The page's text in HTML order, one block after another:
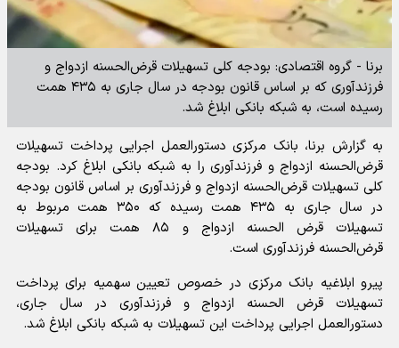
برنا - گروه اقتصادی: بودجه کلی تسهیلات قرض‌الحسنه ازدواج و
فرزندآوری که بر اساس قانون بودجه در سال جاری به ۴۳۵ همت
رسیده است، به شبکه بانکی ابلاغ شد.
به گزارش برنا، بانک مرکزی دستورالعمل اجرایی پرداخت تسهیلات
قرض‌الحسنه ازدواج و فرزندآوری را به شبکه بانکی ابلاغ کرد. بودجه
کلی تسهیلات قرض‌الحسنه ازدواج و فرزندآوری بر اساس قانون بودجه
در سال جاری به ۴۳۵ همت رسیده که ۳۵۰ همت مربوط به
تسهیلات قرض الحسنه ازدواج و ۸۵ همت برای تسهیلات
قرض‌الحسنه فرزندآوری است.
پیرو ابلاغیه بانک مرکزی در خصوص تعیین سهمیه برای پرداخت
تسهیلات قرض الحسنه ازدواج و فرزندآوری در سال جاری،
دستورالعمل اجرایی پرداخت این تسهیلات به شبکه بانکی ابلاغ شد.